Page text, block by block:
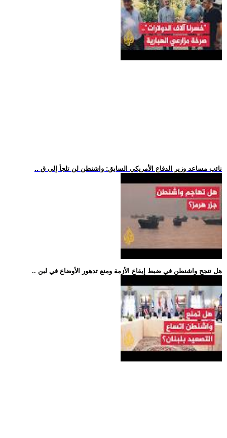
.. نائب مساعد وزير الدفاع الأمريكي السابق: واشنطن لن تلجأ إلى ق
.. هل تنجح واشنطن في ضبط إيقاع الأزمة ومنع تدهور الأوضاع في لبن